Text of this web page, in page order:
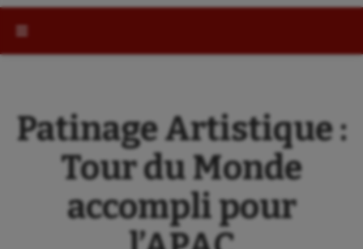
Patinage Artistique :
Tour du Monde
accompli pour